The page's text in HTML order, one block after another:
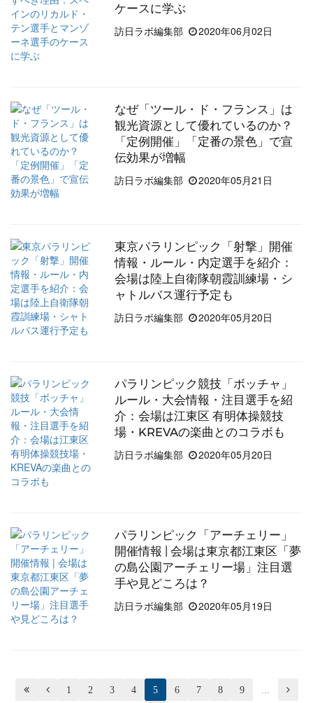
ケースに学ぶ
訪日ラボ編集部
2020年06月02日
なぜ「ツール・ド・フランス」は
観光資源として優れているのか？
「定例開催」「定番の景色」で宣
伝効果が増幅
訪日ラボ編集部
2020年05月21日
東京パラリンピック「射撃」開催
情報・ルール・内定選手を紹介：
会場は陸上自衛隊朝霞訓練場・シ
ャトルバス運行予定も
訪日ラボ編集部
2020年05月20日
パラリンピック競技「ボッチャ」
ルール・大会情報・注目選手を紹
介：会場は江東区 有明体操競技
場・KREVAの楽曲とのコラボも
訪日ラボ編集部
2020年05月20日
パラリンピック「アーチェリー」
開催情報 | 会場は東京都江東区「夢
の島公園アーチェリー場」注目選
手や見どころは？
訪日ラボ編集部
2020年05月19日
  1 2 3 4 5 6 7 8 9 